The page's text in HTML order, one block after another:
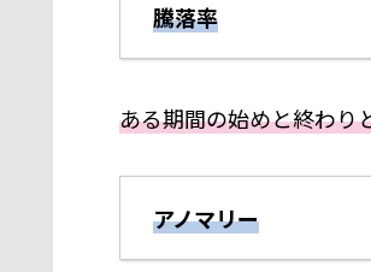
騰落率
ある期間の始めと終わり
アノマリー